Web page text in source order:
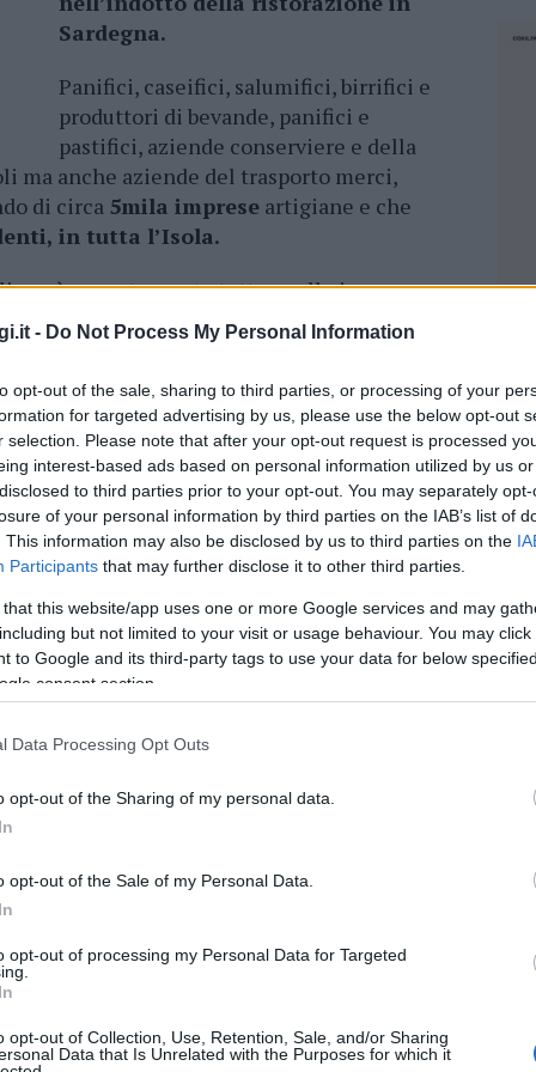
- Do Not Process My Personal Information
opt-out of the sale, sharing to third parties, or processing of your
for targeted advertising by us, please use the below opt-out
selection. Please note that after your opt-out request is processed
interest-based ads based on personal information utilized by us
to third parties prior to your opt-out. You may separately
of your personal information by third parties on the IAB’s list of
This information may also be disclosed by us to third parties on the
Participants that may further disclose it to other third parties.
that this website/app uses one or more Google services and may
but not limited to your visit or usage behaviour. You may
to Google and its third-party tags to use your data for below
consent section.
Data Processing Opt Outs
opt-out of the Sharing of my personal data.
opt-out of the Sale of my Personal Data.
opt-out of processing my Personal Data for Targeted
opt-out of Collection, Use, Retention, Sale, and/or Sharing
Data that Is Unrelated with the Purposes for which it
Sardegna.
Panifici, caseifici, salumifici, birrifici e
produttori di bevande, panifici e
pastifici, aziende conserviere e della
ma anche aziende del trasporto merci,
di circa 5mila imprese artigiane e che
in tutta l’Isola.
pesantemente tutte quelle imprese
un gran fetta del loro mercato–
Serra, presidente e segretario di
– la chiusura serale delle attività rischia di
che, direttamente e non, lavorano
aziende, purtroppo, non basterà puntare
consegna a domicilio a clienti privati”.
– continuano Matzutzi e Serra –non
fiere di settoreche proprio in questo
via di svolgimento. Proprio in queste
trovavano ristoro per i loro magri bilanci”.
presidente e segretario – sono
investito tempo e denari, in questi mesi,
delle norme, vengono prima di ogni
la nostra Associazione la consueta e
artigiane con le autorità di controllo
e per consentire ai cittadini di poter
delle regole stabilite del Governo”.
migliaia di imprese
senza lavoro migliaia di cittadini,
Non dimentichiamo che migliaia di nostri
la cassa integrazione di luglio,
questo a ottobre saranno ugualmente